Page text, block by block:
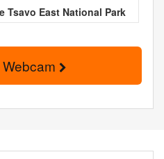
Tsavo East National Park